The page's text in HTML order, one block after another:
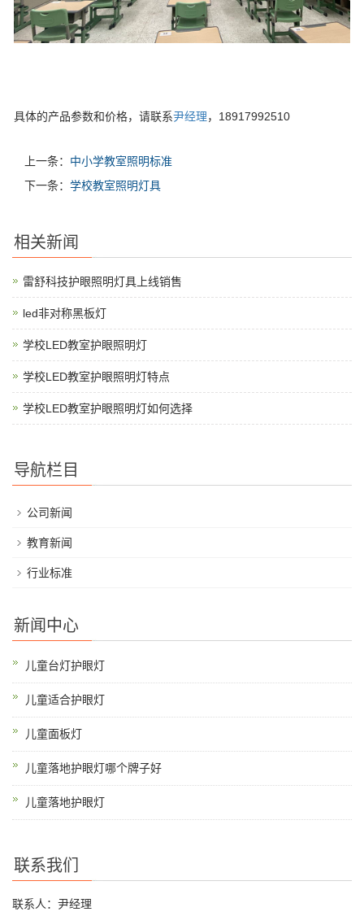
具体的产品参数和价格，请联系尹经理，18917992510
上一条： 中小学教室照明标准
下一条： 学校教室照明灯具
相关新闻
雷舒科技护眼照明灯具上线销售
led非对称黑板灯
学校LED教室护眼照明灯
学校LED教室护眼照明灯特点
学校LED教室护眼照明灯如何选择
导航栏目
公司新闻
教育新闻
行业标准
新闻中心
儿童台灯护眼灯
儿童适合护眼灯
儿童面板灯
儿童落地护眼灯哪个牌子好
儿童落地护眼灯
联系我们
联系人：尹经理